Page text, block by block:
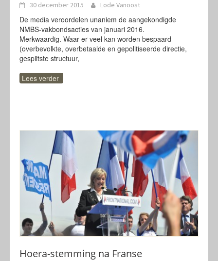
30 december 2015 Lode Vanoost
De media veroordelen unaniem de aangekondigde
NMBS-vakbondsacties van januari 2016.
Merkwaardig. Waar er veel kan worden bespaard
(overbevolkte, overbetaalde en gepolitiseerde directie,
gesplitste structuur,
Lees verder
Hoera-stemming na Franse